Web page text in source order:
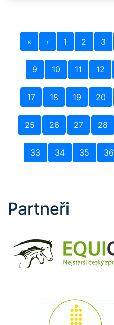
« ‹ 1 2 3
9 10 11 12
17 18 19 20
25 26 27 28
33 34 35 36
Partneři